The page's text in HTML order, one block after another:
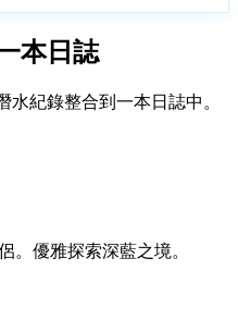
本日誌
紀錄整合到一本日誌中。
。優雅探索深藍之境。